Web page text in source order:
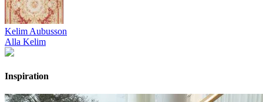
Kelim Aubusson
Alla Kelim
Inspiration